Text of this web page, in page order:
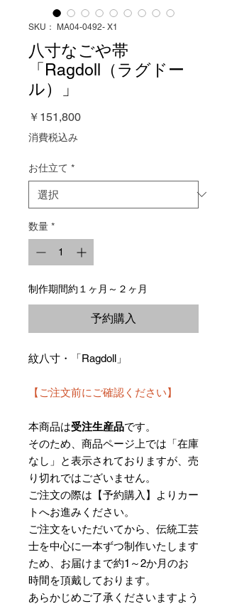
SKU： MA04-0492- X1
八寸なごや帯
「Ragdoll（ラグドー
ル）」
￥151,800価
消費税込み
お仕立て *
数量 *
制作期間約１ヶ月～２ヶ月
予約購入
紋八寸・「Ragdoll」
【ご注文前にご確認ください】
本商品は受注生産品です。
そのため、商品ページ上では「在庫
なし」と表示されておりますが、売
り切れではございません。
ご注文の際は【予約購入】よりカー
トへお進みください。
ご注文をいただいてから、伝統工芸
士を中心に一本ずつ制作いたします
ため、お届けまで約1～2か月のお
時間を頂戴しております。
あらかじめご了承くださいますよう